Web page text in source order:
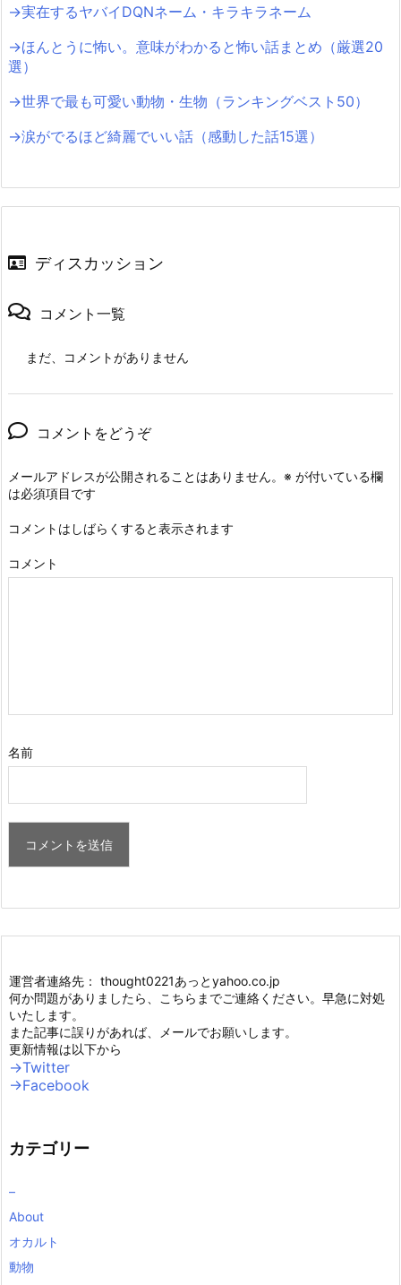
→実在するヤバイDQNネーム・キラキラネーム
→ほんとうに怖い。意味がわかると怖い話まとめ（厳選20
選）
→世界で最も可愛い動物・生物（ランキングベスト50）
→涙がでるほど綺麗でいい話（感動した話15選）
ディスカッション
コメント一覧
まだ、コメントがありません
コメントをどうぞ
メールアドレスが公開されることはありません。 ※ が付いている欄
は必須項目です
コメントはしばらくすると表示されます
コメント
名前
運営者連絡先： thought0221あっとyahoo.co.jp
何か問題がありましたら、こちらまでご連絡ください。早急に対処
いたします。
また記事に誤りがあれば、メールでお願いします。
更新情報は以下から
→Twitter
→Facebook
カテゴリー
–
About
オカルト
動物